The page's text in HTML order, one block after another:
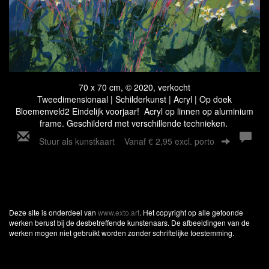
70 x 70 cm, © 2020, verkocht
Tweedimensionaal | Schilderkunst | Acryl | Op doek
Bloemenveld2 Eindelijk voorjaar! Acryl op linnen op aluminium
frame. Geschilderd met verschillende technieken.
Stuur als kunstkaart Vanaf € 2,95 excl. porto
Deze site is onderdeel van www.exto.art. Het copyright op alle getoonde
werken berust bij de desbetreffende kunstenaars. De afbeeldingen van de
werken mogen niet gebruikt worden zonder schriftelijke toestemming.